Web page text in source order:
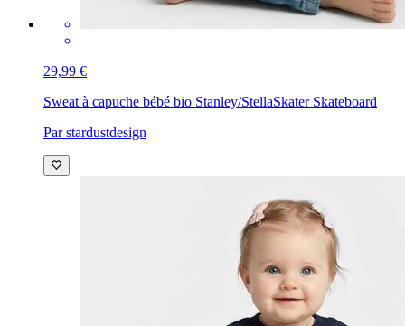
29,99 €
Sweat à capuche bébé bio Stanley/StellaSkater Skateboard
Par stardustdesign